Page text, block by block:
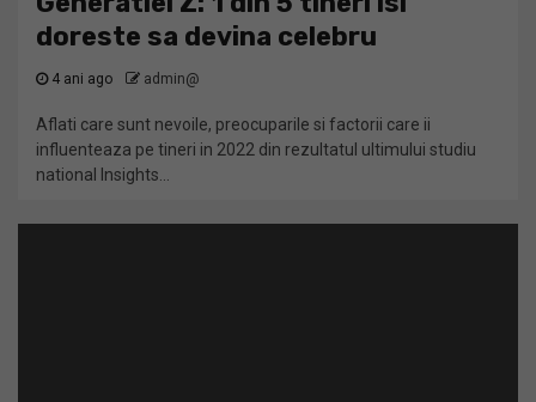
doreste sa devina celebru
4 ani ago admin@
Aflati care sunt nevoile, preocuparile si factorii care ii
influenteaza pe tineri in 2022 din rezultatul ultimului studiu
national Insights...